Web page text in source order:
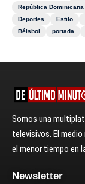
República Dominicana
Deportes
Estilo
Béisbol
portada
Somos una
televisivos. El
el menor tiempo en
Newsletter